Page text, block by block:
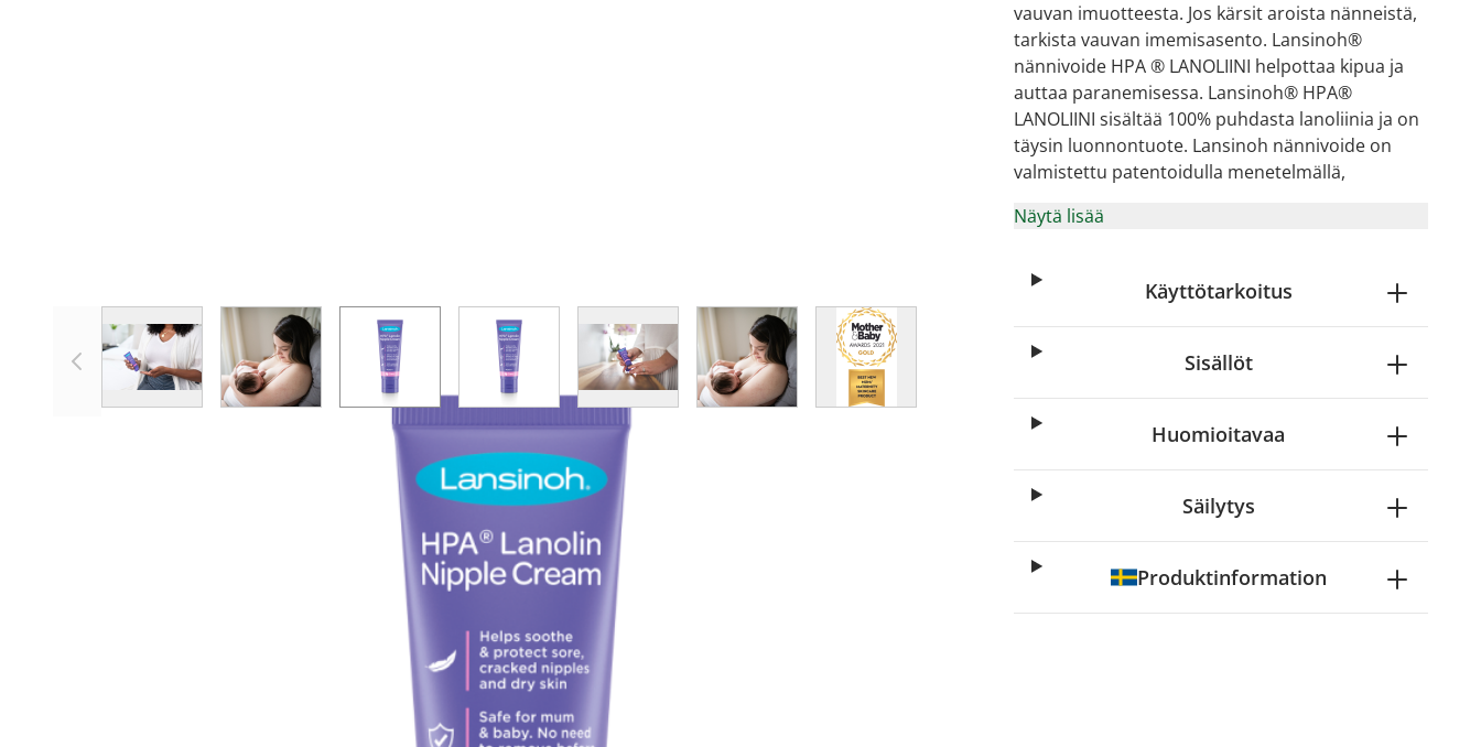
View larger imageView larger imageView larger imageView larger imageView larger imageView larger imageView larger image
vauvan imuotteesta. Jos kärsit aroista nänneistä,
tarkista vauvan imemisasento. Lansinoh®
nännivoide HPA ® LANOLIINI helpottaa kipua ja
auttaa paranemisessa. Lansinoh® HPA®
LANOLIINI sisältää 100% puhdasta lanoliinia ja on
täysin luonnontuote. Lansinoh nännivoide on
valmistettu patentoidulla menetelmällä,
Näytä lisää
Käyttötarkoitus
Sisällöt
Huomioitavaa
Säilytys
Produktinformation